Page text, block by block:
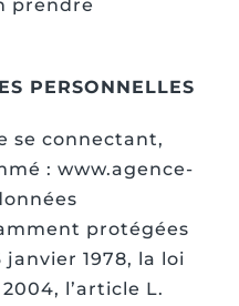
prendre
PERSONNELLES
se connectant,
: www.agence-
protégées
1978, la loi
l’article L.